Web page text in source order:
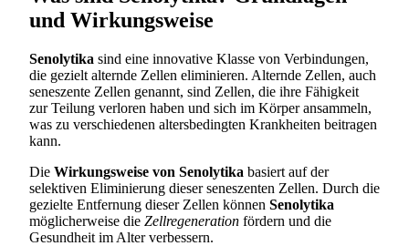
und Wirkungsweise
Senolytika sind eine innovative Klasse von Verbindungen,
die gezielt alternde Zellen eliminieren. Alternde Zellen, auch
seneszente Zellen genannt, sind Zellen, die ihre Fähigkeit
zur Teilung verloren haben und sich im Körper ansammeln,
was zu verschiedenen altersbedingten Krankheiten beitragen
kann.
Die Wirkungsweise von Senolytika basiert auf der
selektiven Eliminierung dieser seneszenten Zellen. Durch die
gezielte Entfernung dieser Zellen können Senolytika
möglicherweise die Zellregeneration fördern und die
Gesundheit im Alter verbessern.